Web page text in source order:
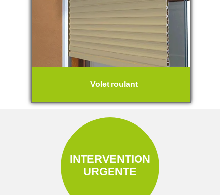
Volet roulant
INTERVENTION
URGENTE